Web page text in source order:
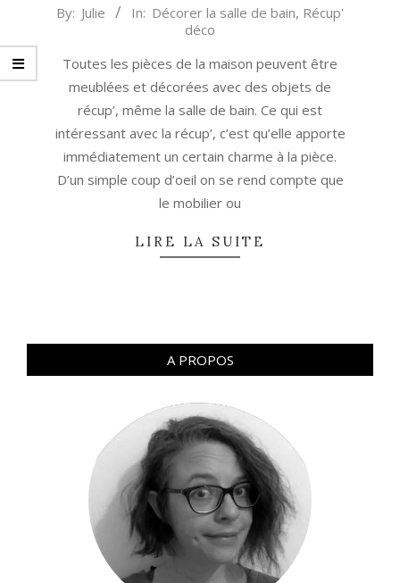
2016-
07
By: Julie In: Décorer la salle de bain, Récup'
déco
Toutes les pièces de la maison peuvent être
meublées et décorées avec des objets de
récup’, même la salle de bain. Ce qui est
intéressant avec la récup’, c’est qu’elle apporte
immédiatement un certain charme à la pièce.
D’un simple coup d’oeil on se rend compte que
le mobilier ou
LIRE LA SUITE
A PROPOS